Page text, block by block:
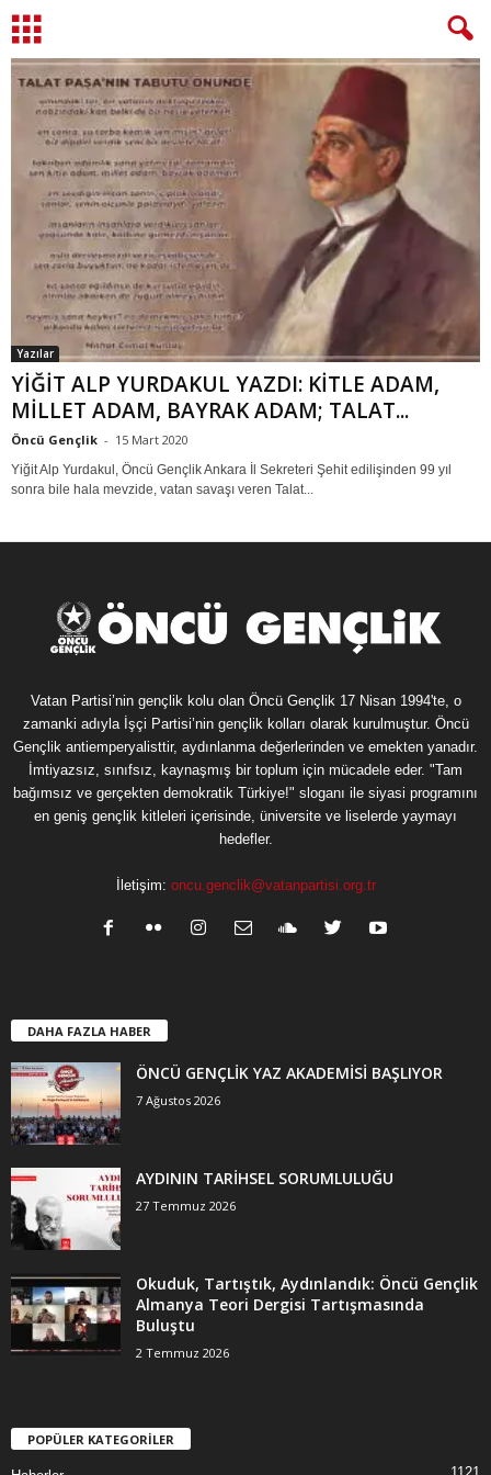
Yazılar
YİĞİT ALP YURDAKUL YAZDI: KİTLE ADAM,
MİLLET ADAM, BAYRAK ADAM; TALAT...
Öncü Gençlik - 15 Mart 2020
Yiğit Alp Yurdakul, Öncü Gençlik Ankara İl Sekreteri Şehit edilişinden 99 yıl
sonra bile hala mevzide, vatan savaşı veren Talat...
Vatan Partisi’nin gençlik kolu olan Öncü Gençlik 17 Nisan 1994'te, o
zamanki adıyla İşçi Partisi’nin gençlik kolları olarak kurulmuştur. Öncü
Gençlik antiemperyalisttir, aydınlanma değerlerinden ve emekten yanadır.
İmtiyazsız, sınıfsız, kaynaşmış bir toplum için mücadele eder. "Tam
bağımsız ve gerçekten demokratik Türkiye!" sloganı ile siyasi programını
en geniş gençlik kitleleri içerisinde, üniversite ve liselerde yaymayı
hedefler.
İletişim: oncu.genclik@vatanpartisi.org.tr
DAHA FAZLA HABER
ÖNCÜ GENÇLİK YAZ AKADEMİSİ BAŞLIYOR
7 Ağustos 2026
AYDININ TARİHSEL SORUMLULUĞU
27 Temmuz 2026
Okuduk, Tartıştık, Aydınlandık: Öncü Gençlik
Almanya Teori Dergisi Tartışmasında
Buluştu
2 Temmuz 2026
POPÜLER KATEGORİLER